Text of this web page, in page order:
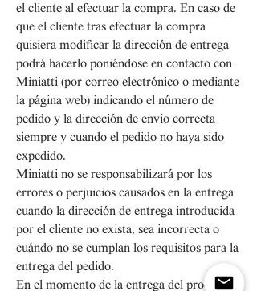
el cliente al efectuar la compra. En caso de
que el cliente tras efectuar la compra
quisiera modificar la dirección de entrega
podrá hacerlo poniéndose en contacto con
Miniatti (por correo electrónico o mediante
la página web) indicando el número de
pedido y la dirección de envío correcta
siempre y cuando el pedido no haya sido
expedido.
Miniatti no se responsabilizará por los
errores o perjuicios causados en la entrega
cuando la dirección de entrega introducida
por el cliente no exista, sea incorrecta o
cuándo no se cumplan los requisitos para la
entrega del pedido.
En el momento de la entrega del producto,